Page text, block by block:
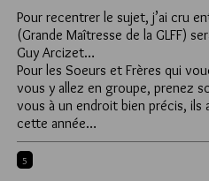
Pour recentrer le sujet, j’ai cru
(Grande Maîtresse de la GLFF)
Guy Arcizet…
Pour les Soeurs et Frères qui
vous y allez en groupe, prenez
vous à un endroit bien précis,
cette année…
5